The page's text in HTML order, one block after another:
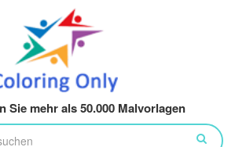
Sie mehr als 50.000 Malvorlagen